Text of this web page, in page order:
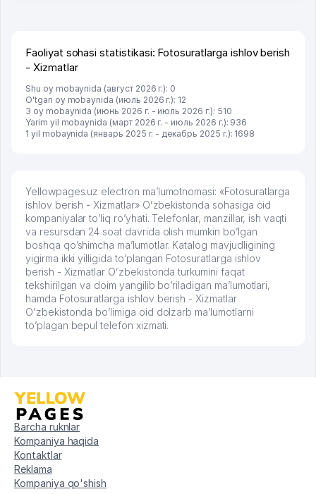
Faoliyat sohasi statistikasi: Fotosuratlarga ishlov berish
- Xizmatlar
Shu oy mobaynida (август 2026 г.): 0
O'tgan oy mobaynida (июль 2026 г.): 12
3 oy mobaynida (июнь 2026 г. - июль 2026 г.): 510
Yarim yil mobaynida (март 2026 г. - июль 2026 г.): 936
1 yil mobaynida (январь 2025 г. - декабрь 2025 г.): 1698
Yellowpages.uz electron ma’lumotnomasi: «Fotosuratlarga
ishlov berish - Xizmatlar» Oʻzbekistonda sohasiga oid
kompaniyalar to’liq ro’yhati. Telefonlar, manzillar, ish vaqti
va resursdan 24 soat davrida olish mumkin bo’lgan
boshqa qo’shimcha ma’lumotlar. Katalog mavjudligining
yigirma ikki yilligida to’plangan Fotosuratlarga ishlov
berish - Xizmatlar Oʻzbekistonda turkumini faqat
tekshirilgan va doim yangilib bo’riladigan ma’lumotlari,
hamda Fotosuratlarga ishlov berish - Xizmatlar
Oʻzbekistonda bo’limiga oid dolzarb ma’lumotlarni
to’plagan bepul telefon xizmati.
Barcha ruknlar
Kompaniya haqida
Kontaktlar
Reklama
Kompaniya qo'shish